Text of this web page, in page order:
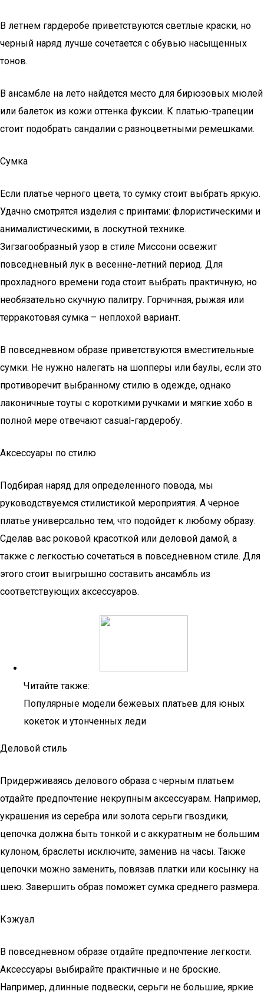
В летнем гардеробе приветствуются светлые краски, но
черный наряд лучше сочетается с обувью насыщенных
тонов.
В ансамбле на лето найдется место для бирюзовых мюлей
или балеток из кожи оттенка фуксии. К платью-трапеции
стоит подобрать сандалии с разноцветными ремешками.
Сумка
Если платье черного цвета, то сумку стоит выбрать яркую.
Удачно смотрятся изделия с принтами: флористическими и
анималистическими, в лоскутной технике.
Зигзагообразный узор в стиле Миссони освежит
повседневный лук в весенне-летний период. Для
прохладного времени года стоит выбрать практичную, но
необязательно скучную палитру. Горчичная, рыжая или
терракотовая сумка – неплохой вариант.
В повседневном образе приветствуются вместительные
сумки. Не нужно налегать на шопперы или баулы, если это
противоречит выбранному стилю в одежде, однако
лаконичные тоуты с короткими ручками и мягкие хобо в
полной мере отвечают casual-гардеробу.
Аксессуары по стилю
Подбирая наряд для определенного повода, мы
руководствуемся стилистикой мероприятия. А черное
платье универсально тем, что подойдет к любому образу.
Сделав вас роковой красоткой или деловой дамой, а
также с легкостью сочетаться в повседневном стиле. Для
этого стоит выигрышно составить ансамбль из
соответствующих аксессуаров.
Читайте также:
Популярные модели бежевых платьев для юных
кокеток и утонченных леди
Деловой стиль
Придерживаясь делового образа с черным платьем
отдайте предпочтение некрупным аксессуарам. Например,
украшения из серебра или золота серьги гвоздики,
цепочка должна быть тонкой и с аккуратным не большим
кулоном, браслеты исключите, заменив на часы. Также
цепочки можно заменить, повязав платки или косынку на
шею. Завершить образ поможет сумка среднего размера.
Кэжуал
В повседневном образе отдайте предпочтение легкости.
Аксессуары выбирайте практичные и не броские.
Например, длинные подвески, серьги не большие, яркие